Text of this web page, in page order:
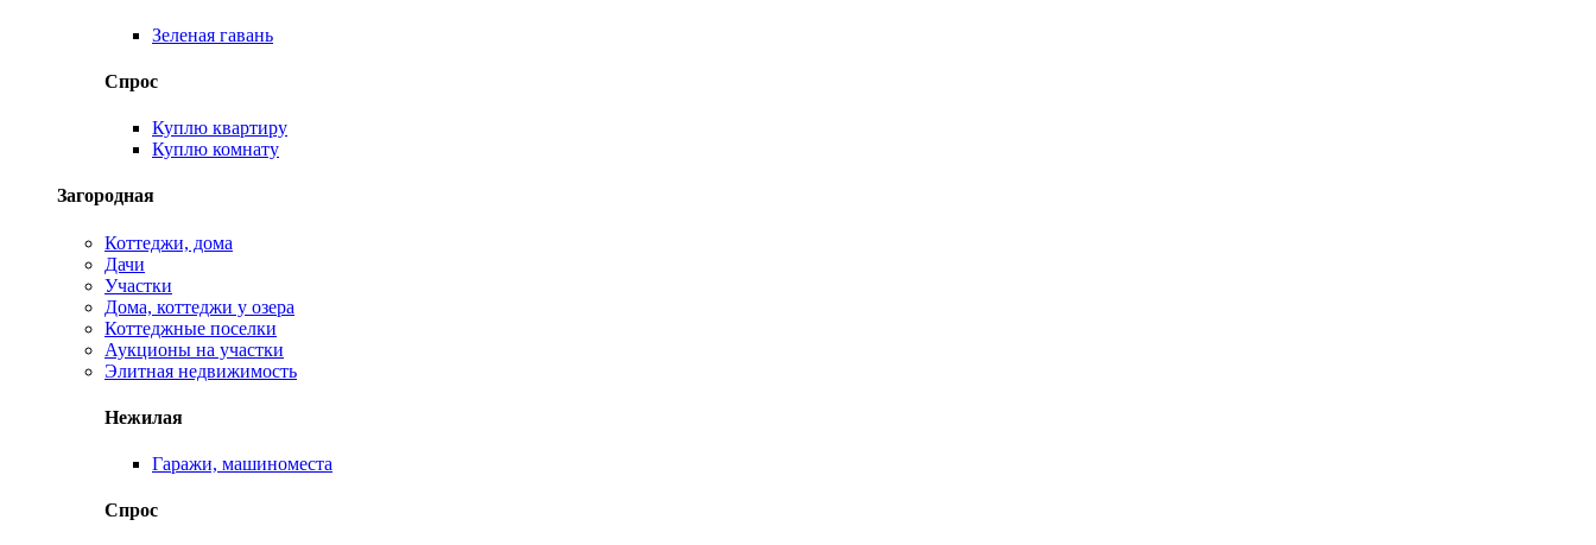
Зеленая гавань
Спрос
Куплю квартиру
Куплю комнату
Загородная
Коттеджи, дома
Дачи
Участки
Дома, коттеджи у озера
Коттеджные поселки
Аукционы на участки
Элитная недвижимость
Нежилая
Гаражи, машиноместа
Спрос